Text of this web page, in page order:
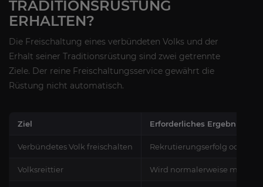
TRADITIONSRÜSTUNG
ERHALTEN?
Die Freischaltung eines verbündeten Volks und der
Erhalt seiner Traditionsrüstung sind zwei getrennte
Ziele. Der reine Freischaltungsservice gewährt die
Rüstung nicht automatisch.
Ziel Erforderliches Ergebnis
Verbündetes Volk freischalten Rekrutierungserfolg oder
Volksreittier Wird normalerweise mit